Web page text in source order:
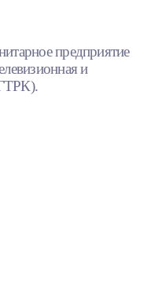
предприятие
и